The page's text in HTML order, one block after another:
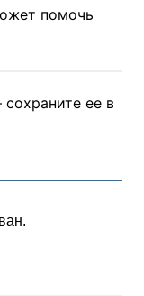
помочь
сохраните ее в